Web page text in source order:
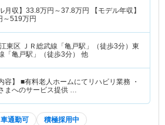
月収】 33.8万円～37.8万円
【モデル年収】
～519万円
東区 ＪＲ総武線「亀戸駅」（徒歩3分）東
「亀戸駅」（徒歩3分） 他
容】 ■有料老人ホームにてリハビリ業務 ・
まへのサービス提供 …
車通勤可 積極採用中